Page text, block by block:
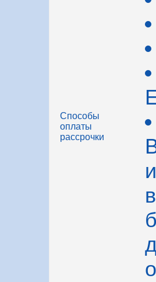
Способы
оплаты
рассрочки